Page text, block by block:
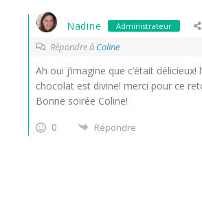
Nadine Administrateur
Répondre à Coline
Ah oui j’imagine que c’était délicieux!
chocolat est divine! merci pour ce
Bonne soirée Coline!
0
Répondre